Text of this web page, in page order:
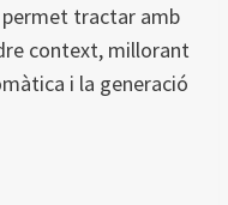
tractar amb
context, millorant
i la generació